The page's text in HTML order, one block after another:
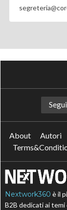
About Autori
Nextwork360 è il
B2B dedicati ai temi